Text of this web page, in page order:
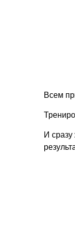
Всем
И сразу